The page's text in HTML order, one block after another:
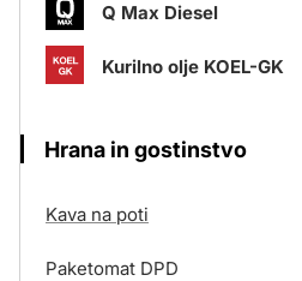
Q Max Diesel
Kurilno olje KOEL-GK
Hrana in gostinstvo
Kava na poti
Paketomat DPD